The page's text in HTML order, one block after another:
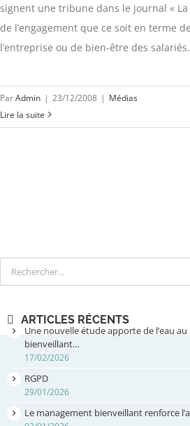
signent une tribune dans le journal «
de l’engagement que ce soit en terme
l’entreprise ou de bien-être des salariés.
ParAdmin | 23/12/2008 | Médias
Lire la suite
Rechercher
ARTICLES RÉCENTS
Une nouvelle étude apporte de l’eau
bienveillant…
17/02/2026
RGPD
29/01/2026
Le management bienveillant renforce